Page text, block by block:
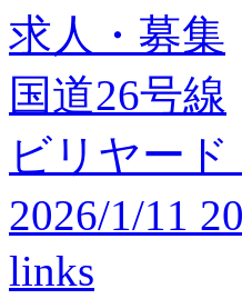
求人・募集
国道26号線
ビリヤード
2026/1/11
links